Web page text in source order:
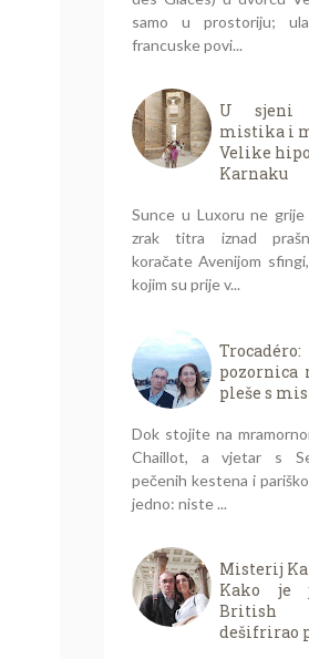
samo u prostoriju;
francuske povi...
U sjeni
mistika i
Velike
Karnaku
Sunce u Luxoru ne
zrak titra iznad
koračate Avenijom
kojim su prije v...
pozornica
pleše s
Dok stojite na
Chaillot, a vjetar s
pečenih kestena i
jedno: niste ...
Misterij
Kako je
British
dešifrirao